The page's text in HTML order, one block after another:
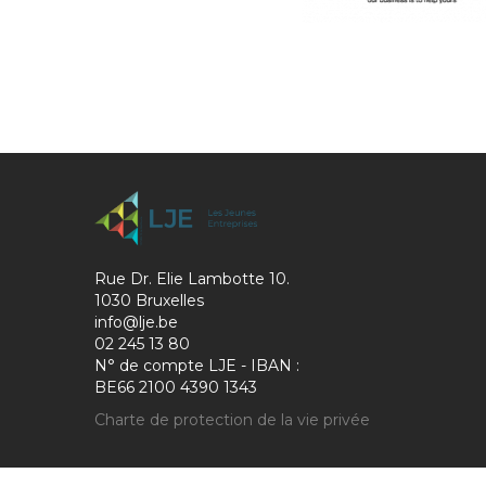
Rue Dr. Elie Lambotte 10.
1030 Bruxelles
info@lje.be
02 245 13 80
N° de compte LJE - IBAN :
BE66 2100 4390 1343
Charte de protection de la vie privée